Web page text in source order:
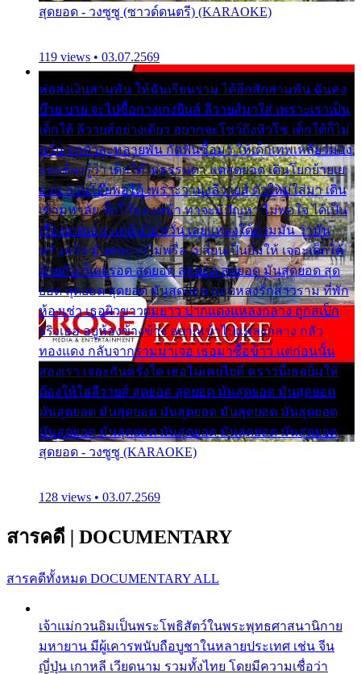
สุดยอด - วงซูซู (ซาวด์ดนตรี) (KARAOKE)
119 views • 03.07.2569
พ่อส่งเงินสามพัน ให้ฉันเรียนราม ได้อีกสักสามพัน ฉันคง
บ๊าย บาย จะไปซื้อกางเกงยีนส์ ลีวายส์มาใส่ เพราะเราเป็น
เด็กใต้ ลีวายส์อย่างเดียว อยากจะโชว์ถึงหิวโซ เด็กใต้ก็ไม่
หวั่น ตกตัวละหลายพัน กัดฟันซื้อมา ให้เด็กเทพเหลียวมอง
และต้องรู้ว่า เด็กใต้ไม่ธรรมดา แต่สุดยอด เดินโยกย้ายเย
ยวน กวนโอ๊ยพอได้ เพราะว่านุ่งลีวายส์ ตัวใหม่ใส่มา เดิน
เข้ามหาลัย จิ๊กโก๊มองหน้า ท่าจะมีปัญหา ไม่พอใจ ได้เป็น
เรื่องแน่นอน แต่ฉันไม่หวั่น เลยแหลงใต้ถามมัน ว่ามัน
พรั่นพรือ มันตอบว่าไม่พรื่อ เปลี่ยนเป็นยิ้มให้ เจอะเด็กใต้
ด้วยกัน ก็เลยรอด สุดยอด สุดยอด สุดยอด มันสุดยอด สุด
ยอด สุดยอด สุดยอด มันสุดยอด แอบหลงรักสาวราม ที่พัก
ห้องเช่า เธอผิวขาวผมยาว ปากแดงแหลงกลาง ถูกสเป็ก
จริงเธอ อยู่ห้องข้างข้าง อยากเข้าไปแหลงกลาง กลัว
ทองแดง กลับจากรามมาเจอ เธอมาซื้อข้าว แต่ก่อนนั้น
สองเรา เจอะกันครั้งใด เธอไม่เคยไยดี คราวนี้เธอยิ้มให้
ต้องให้ใส่ลีวายส์ สุดยอด สุดยอด มันสุดยอด มันสุดยอด
มันสุดยอด มันสุดยอด มันสุดยอด มันสุดยอด มันสุดยอด
มันสุดยอด มันสุดยอด มันสุดยอด มันสุดยอด มันสุดยอด
สุดยอด - วงซูซู (KARAOKE)
128 views • 03.07.2569
สารคดี | DOCUMENTARY
สารคดีทั้งหมด DOCUMENTARY ALL
เจ้าแม่กวนอิมเป็นพระโพธิสัตว์ในพระพุทธศาสนานิกาย
มหายาน มีผู้เคารพนับถือบูชาในหลายประเทศ เช่น จีน
ญี่ปุ่น เกาหลี เวียดนาม รวมทั้งไทย โดยมีความเชื่อว่า